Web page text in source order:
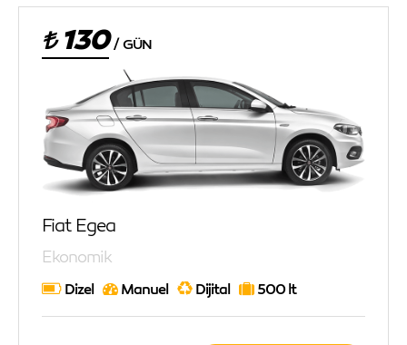
130 / GÜN
Fiat Egea
Ekonomik
Dizel Manuel Dijital 500 lt